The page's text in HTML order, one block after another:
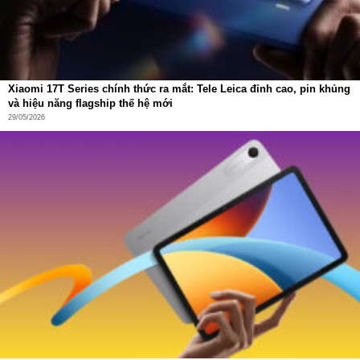
Làm lạnh và sưởi ấm siêu tốc – Thoải mái ngay khi cần
Chỉ trong vòng 60 giây, điều hòa Vino có thể giảm nhiệt độ
cửa gió xuống 18°C hoặc tăng lên 48°C. Dù bạn vừa đi
ngoài trời nắng về hay từ vùng lạnh quay lại, Vino luôn sẵn
sàng thích nghi tức thời để mang đến sự dễ chịu tối đa.
Tốc độ làm lạnh/sưởi ấm đáng kinh ngạc giúp tiết kiệm
thời gian, đồng thời tăng cảm giác hài lòng khi sử dụng.
Xiaomi 17T Series chính thức ra mắt: Tele Leica đỉnh cao, pin khủng
và hiệu năng flagship thế hệ mới
29/05/2026